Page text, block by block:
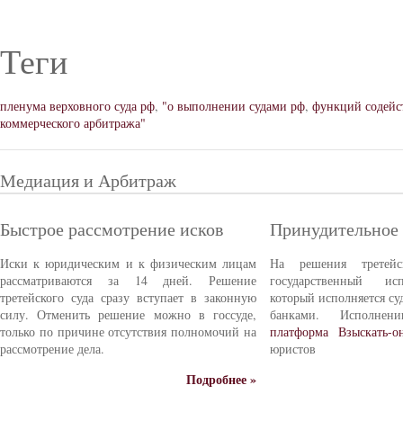
Теги
пленума верховного суда рф, "о выполнении судами рф, функций
коммерческого арбитража"
Медиация и Арбитраж
Быстрое рассмотрение исков
Иски к юридическим и к физическим лицам
рассматриваются за 14 дней. Решение
третейского суда сразу вступает в законную
силу. Отменить решение можно в госсуде,
только по причине отсутствия полномочий на
рассмотрение дела.
Подробнее »
На решения
государственный
который исполняется
банками.
платформа Взыскать-
юристов